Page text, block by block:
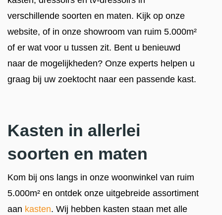
verschillende soorten en maten. Kijk op onze
website, of in onze showroom van ruim 5.000m²
of er wat voor u tussen zit. Bent u benieuwd
naar de mogelijkheden? Onze experts helpen u
graag bij uw zoektocht naar een passende kast.
Kasten in allerlei
soorten en maten
Kom bij ons langs in onze woonwinkel van ruim
5.000m² en ontdek onze uitgebreide assortiment
aan kasten. Wij hebben kasten staan met alle